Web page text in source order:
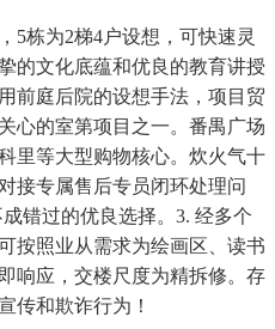
栋为2梯4户设想，可快速灵
的文化底蕴和优良的教育讲授
前庭后院的设想手法，项目贸
心的室第项目之一。番禺广场
里等大型购物核心。炊火气十
接专属售后专员闭环处理问
错过的优良选择。3. 经多个
按照业从需求为绘画区、读书
响应，交楼尺度为精拆修。存
传和欺诈行为！